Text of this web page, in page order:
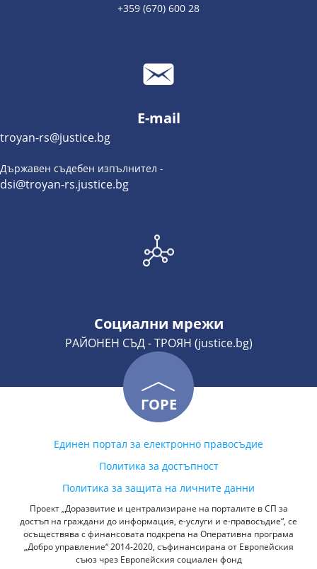
+359 (670) 600 28
E-mail
troyan-rs@justice.bg
Държавен съдебен изпълнител -
dsi@troyan-rs.justice.bg
Социални мрежи
РАЙОНЕН СЪД - ТРОЯН (justice.bg)
ГОРЕ
Единен портал за електронно правосъдие
Политика за достъпност
Политика за защита на личните данни
Проект „Доразвитие и централизиране на порталите в СП за
достъп на граждани до информация, е-услуги и е-правосъдие“, се
осъществява с финансовата подкрепа на Оперативна програма
„Добро управление“ 2014-2020, съфинансирана от Европейския
съюз чрез Европейския социален фонд